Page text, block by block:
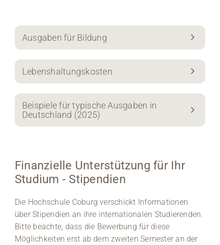
Ausgaben für Bildung
Lebenshaltungskosten
Beispiele für typische Ausgaben in
Deutschland (2025)
Finanzielle Unterstützung für Ihr
Studium - Stipendien
Die Hochschule Coburg verschickt Informationen
über Stipendien an ihre internationalen Studierenden.
Bitte beachte, dass die Bewerbung für diese
Möglichkeiten erst ab dem zweiten Semester an der